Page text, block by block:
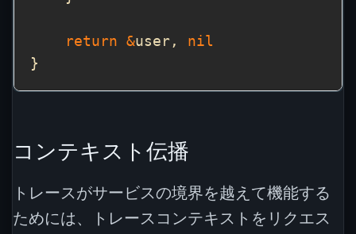
return &user, nil
コンテキスト伝播
トレースがサービスの境界を越えて機能する
ためには、トレースコンテキストをリクエス